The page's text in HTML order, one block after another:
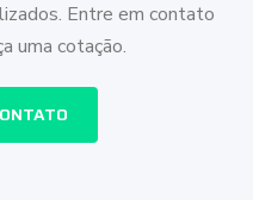
Entre em contato
uma cotação.